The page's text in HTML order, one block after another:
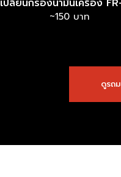
~150 บาท
ดูรถ